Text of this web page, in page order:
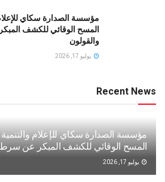
مؤسسة الصدارة سكاي
المسح الوقائي للكشف
والقولون
يوليو 17, 2026
Recent News
مؤسسة الصدارة سكاي للإعلام
المسح الوقائي للكشف المبكر عن
يوليو 17, 2026